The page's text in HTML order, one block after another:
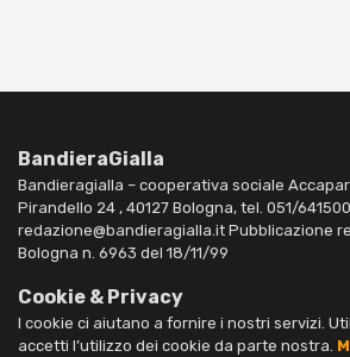
BandieraGialla
Bandieragialla – cooperativa sociale
Pirandello 24 , 40127 Bologna, tel. 051/
redazione@bandieragialla.it Pubblicazione
Bologna n. 6963 del 18/11/99
Cookie & Privacy
I cookie ci aiutano a fornire i nostri servizi.
accetti l’utilizzo dei cookie da parte nostra.